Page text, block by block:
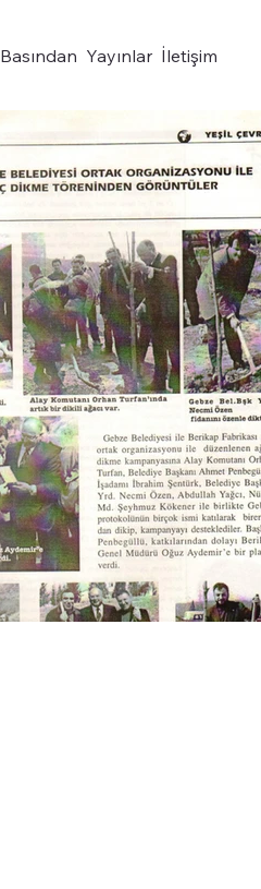
Basından Yayınlar İletişim